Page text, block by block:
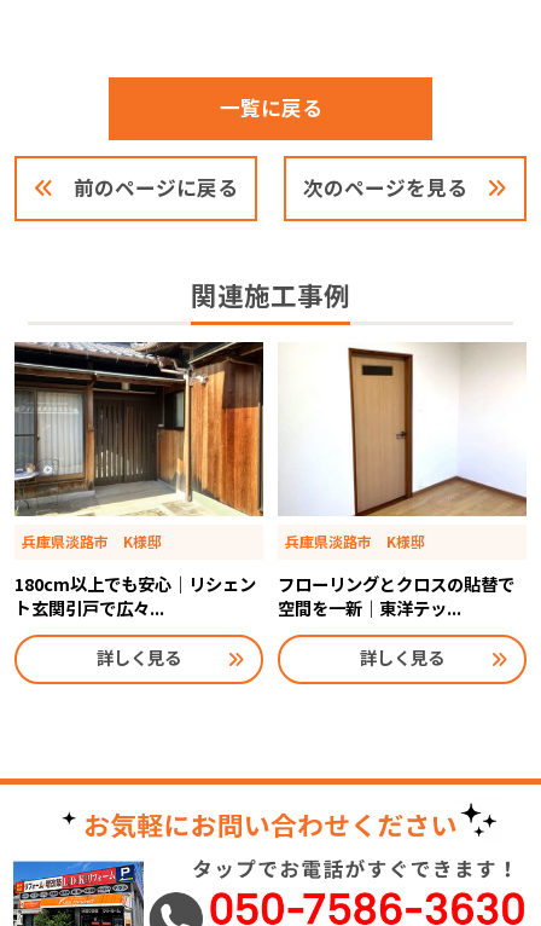
前のページに戻る
一覧に戻る
次のページを見る
関連施工事例
兵庫県淡路市 K様邸
180cm以上でも安心｜リシェン
ト玄関引戸で広々...
詳しく見る
兵庫県淡路市 K様邸
フローリングとクロスの貼替で
空間を一新｜東洋テッ...
詳しく見る